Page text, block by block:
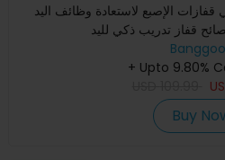
قفازات الإصبع لاستعادة وظائف اليد
قفاز تدريب ذكي لليد
+ Upto 9.80%
Buy